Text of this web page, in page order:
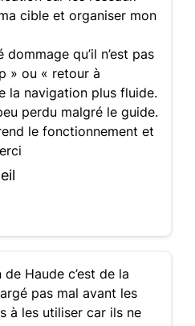
cible et organiser mon
dommage qu’il n’est pas
» ou « retour à
la navigation plus fluide.
perdu malgré le guide.
le fonctionnement et
Haude c’est de la
pas mal avant les
à les utiliser car ils ne